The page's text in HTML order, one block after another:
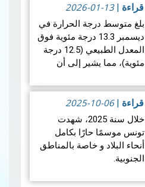
القصوى (CERTIFICAT
D’INTEMPÉRIE)، قصد
الاستظهار بها لدى شركات
ال…
قراءة المزيد
قراءة |
2026-01-13
بلغ متوسط ​​درجة الحرارة في
ديسمبر 13.3 درجة مئوية فوق
المعدل الطبيعي (12.5 درجة
مئوية)، مما يشير إلى أن
المتوسط. ويكشف تحليل
بيانات هطول الأمطار لشه…
قراءة المزيد
قراءة |
2025-10-06
خلال سنة 2025، شهدت
تونس موسمًا حارًا بكامل
أنحاء البلاد و خاصة بالمناطق
الجنوبية.
هذا و قد بلغت معدلات